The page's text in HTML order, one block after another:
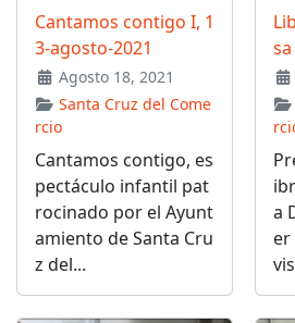
Cantamos contigo I, 1
3-agosto-2021
Agosto 18, 2021
Santa Cruz del Come
rcio
Cantamos contigo, es
pectáculo infantil pat
rocinado por el Ayunt
amiento de Santa Cru
z del...
sa
a
er